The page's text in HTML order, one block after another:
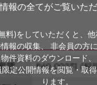
報の全てがご覧いただ
料)をしていただくと、
報の収集、
非会員の方
件資料のダウンロード、
定公開情報を閲覧・取
ります。